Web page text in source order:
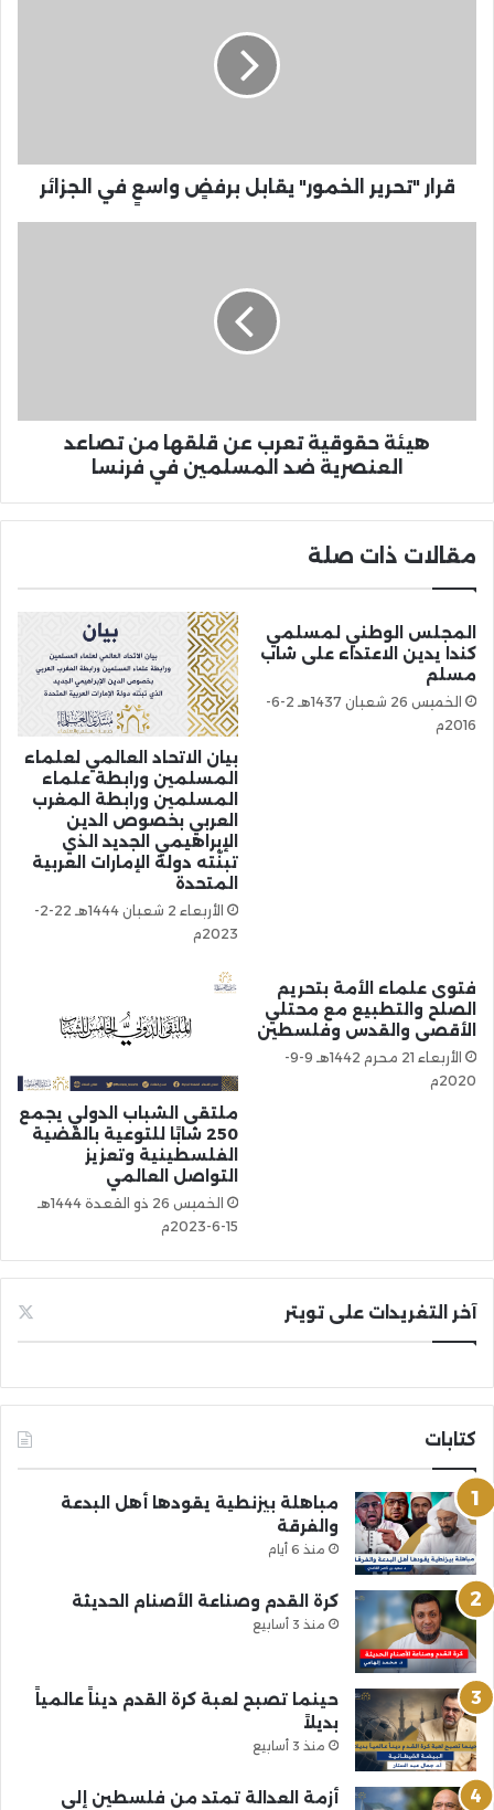
قرار "تحرير الخمور" يقابل برفضٍ واسعٍ في الجزائر
هيئة حقوقية تعرب عن قلقها من تصاعد
العنصرية ضد المسلمين في فرنسا
مقالات ذات صلة
المجلس الوطني لمسلمي
كندا يدين الاعتداء على شاب
مسلم
الخميس 26 شعبان 1437هـ 2-6-
2016م
بيان الاتحاد العالمي لعلماء
المسلمين ورابطة علماء
المسلمين ورابطة المغرب
العربي بخصوص الدين
الإبراهيمي الجديد الذي
تبنّته دولة الإمارات العربية
المتحدة
الأربعاء 2 شعبان 1444هـ 22-2-
2023م
فتوى علماء الأمة بتحريم
الصلح والتطبيع مع محتلي
الأقصى والقدس وفلسطين
الأربعاء 21 محرم 1442هـ 9-9-
2020م
ملتقى الشباب الدولي يجمع
250 شابًا للتوعية بالقضية
الفلسطينية وتعزيز
التواصل العالمي
الخميس 26 ذو القعدة 1444هـ
15-6-2023م
آخر التغريدات على تويتر
كتابات
مباهلة بيزنطية يقودها أهل البدعة
والفرقة
منذ 6 أيام
كرة القدم وصناعة الأصنام الحديثة
منذ 3 أسابيع
حينما تصبح لعبة كرة القدم ديناً عالمياً
بديلاً
منذ 3 أسابيع
أزمة العدالة تمتد من فلسطين إلى